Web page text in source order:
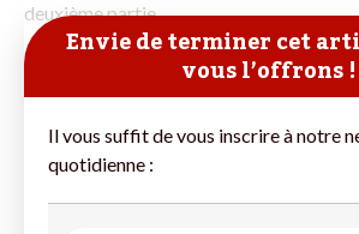
deuxième partie,
Envie de terminer cet
vous l’offrons !
Il vous suffit de vous inscrire à notre
quotidienne :